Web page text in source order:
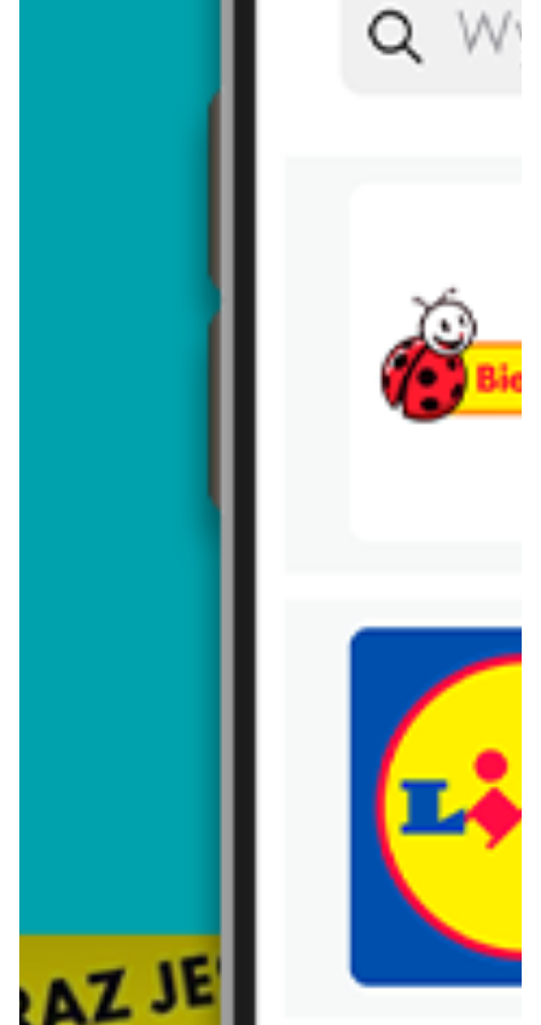
Trafiłeś na nieaktualną gazetkę
Zobacz aktualne gazetki Blix!